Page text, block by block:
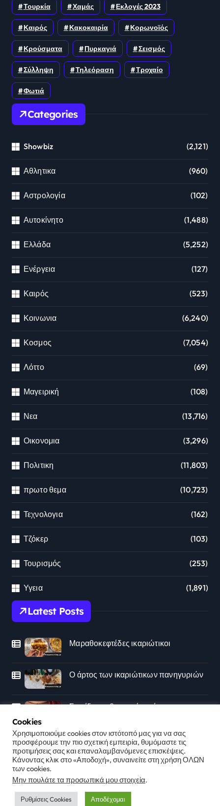
Τουρκία Χαμάς Εκλογές 2023
Καιρός Κακοκαιρία Κορωνοϊός
Κρούσματα Πυρκαγιά Σεισμός
Σύλληψη Τηλεόραση Τροχαίο
Φωτιά
Categories
Showbiz (2,121)
Αθλητικα (960)
Αστρολογία (102)
Αυτοκίνητο (1,488)
Ελλάδα (5,252)
Ενέργεια (127)
Καιρός (523)
Κοινωνια (6,240)
Κοσμος (7,054)
Λόττο (69)
Μαγειρική (108)
Νεα (13,716)
Οικονομια (3,296)
Πολιτικη (11,803)
πρωτο θεμα (10,723)
Τεχνολογια (162)
Τζόκερ (103)
Τουρισμός (253)
Υγεια (1,891)
Latest Posts
Μαραθοκεφτέδες ικαριώτικοι
Ο άρτος των ικαριώτικων πανηγυριών
Στρείδια με βουτυράτη γέμιση
Cookies
Χρησιμοποιούμε cookies στον ιστότοπό μας για να σας
προσφέρουμε την πιο σχετική εμπειρία, θυμόμαστε τις
προτιμήσεις σας και επαναλαμβανόμενες επισκέψεις.
Κάνοντας κλικ στο «Αποδοχή», συναινείτε στη χρήση ΟΛΩΝ
των cookies.
Μην πουλάτε τα προσωπικά μου στοιχεία.
Ρυθμίσεις Cookies Αποδέχομαι